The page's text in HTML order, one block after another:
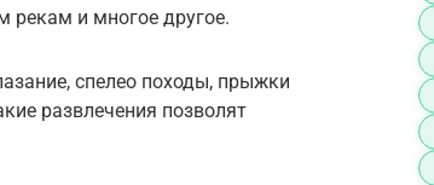
рекам и многое другое.
спелео походы, прыжки
развлечения позволят